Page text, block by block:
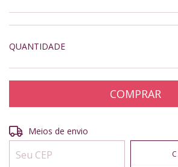
QUANTIDADE
Entregas para o CEP:
Meios de envio